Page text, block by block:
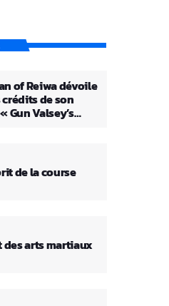
of Reiwa dévoile
de son
Gun Valsey’s
de la course
des arts martiaux